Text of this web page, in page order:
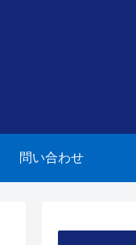
問い合わせ